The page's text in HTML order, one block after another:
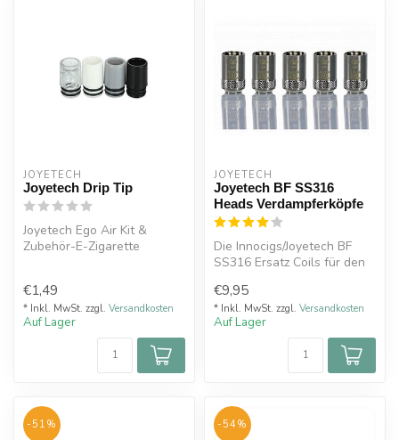
JOYETECH
Joyetech Drip Tip
Joyetech Ego Air Kit &
Zubehör-E-Zigarette
€1,49
* Inkl. MwSt. zzgl. Versandkosten
Auf Lager
JOYETECH
Joyetech BF SS316
Heads Verdampferköpfe
Die Innocigs/Joyetech BF
SS316 Ersatz Coils für den
...
€9,95
* Inkl. MwSt. zzgl. Versandkosten
Auf Lager
-51% -54%